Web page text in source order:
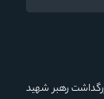
رهبر شهید